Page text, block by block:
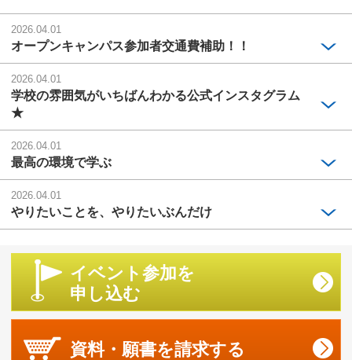
2026.04.01
オープンキャンパス参加者交通費補助！！
2026.04.01
学校の雰囲気がいちばんわかる公式インスタグラム
★
2026.04.01
最高の環境で学ぶ
2026.04.01
やりたいことを、やりたいぶんだけ
イベント参加を
申し込む
資料・願書を請求する